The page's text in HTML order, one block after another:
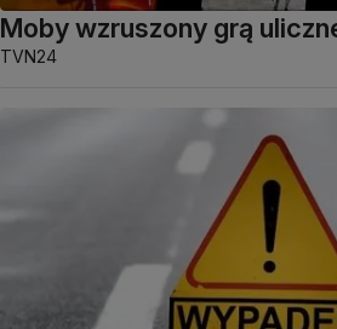
Moby wzruszony grą
TVN24